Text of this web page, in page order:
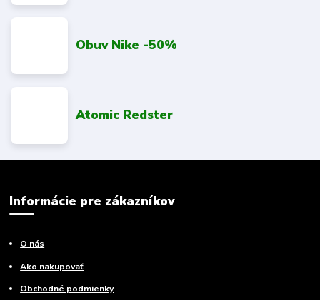
Obuv Nike -50%
Atomic Redster
Informácie pre zákazníkov
O nás
Ako nakupovať
Obchodné podmienky